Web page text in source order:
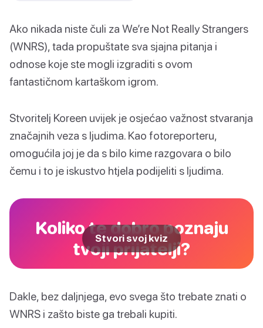
Ako nikada niste čuli za We’re Not Really Strangers
(WNRS), tada propuštate sva sjajna pitanja i
odnose koje ste mogli izgraditi s ovom
fantastičnom kartaškom igrom.
Stvoritelj Koreen uvijek je osjećao važnost stvaranja
značajnih veza s ljudima. Kao fotoreporteru,
omogućila joj je da s bilo kime razgovara o bilo
čemu i to je iskustvo htjela podijeliti s ljudima.
Koliko te dobro poznaju
tvoji prijatelji?
Stvori svoj kviz
Dakle, bez daljnjega, evo svega što trebate znati o
WNRS i zašto biste ga trebali kupiti.